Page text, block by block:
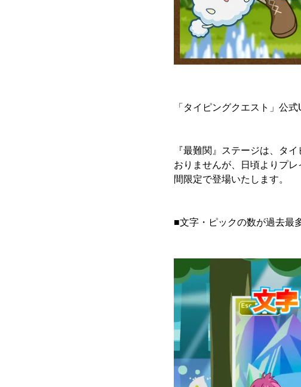
「タイピングクエスト」公式
『最難関』ステージは、タ
おりませんが、日頃よりプ
間限定で登場いたします。
■文字・ピックの数が過去最